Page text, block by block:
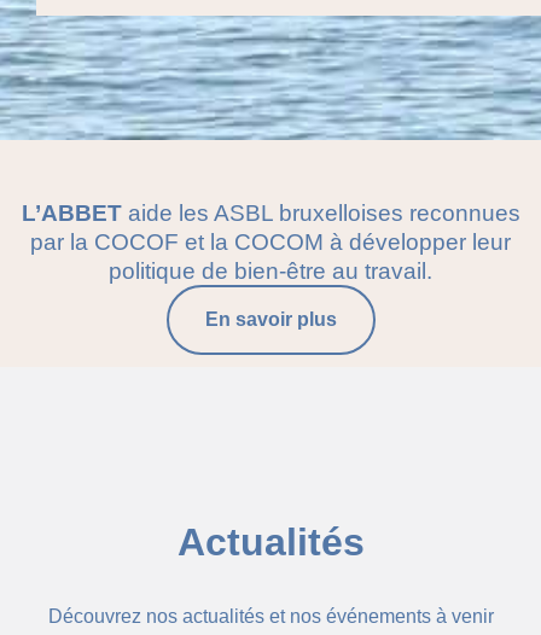
L’ABBETaide les ASBL bruxelloises reconnues
par la COCOF et la COCOM à développer leur
politique de bien-être au travail.
En savoir plus
Actualités
Découvrez nos actualités et nos événements à venir